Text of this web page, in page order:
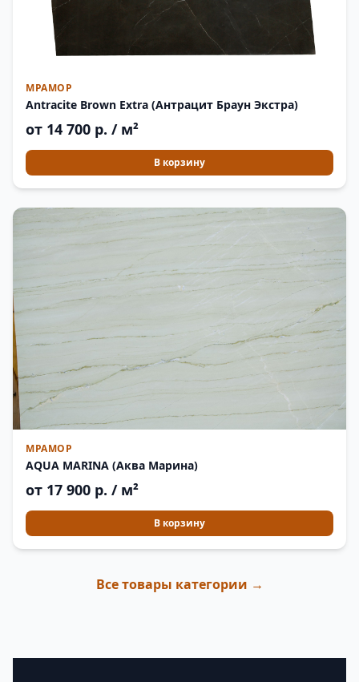
МРАМОР
Antracite Brown Extra (Антрацит Браун Экстра)
от 14 700 р. / м²
В корзину
МРАМОР
AQUA MARINA (Аква Марина)
от 17 900 р. / м²
В корзину
Все товары категории →